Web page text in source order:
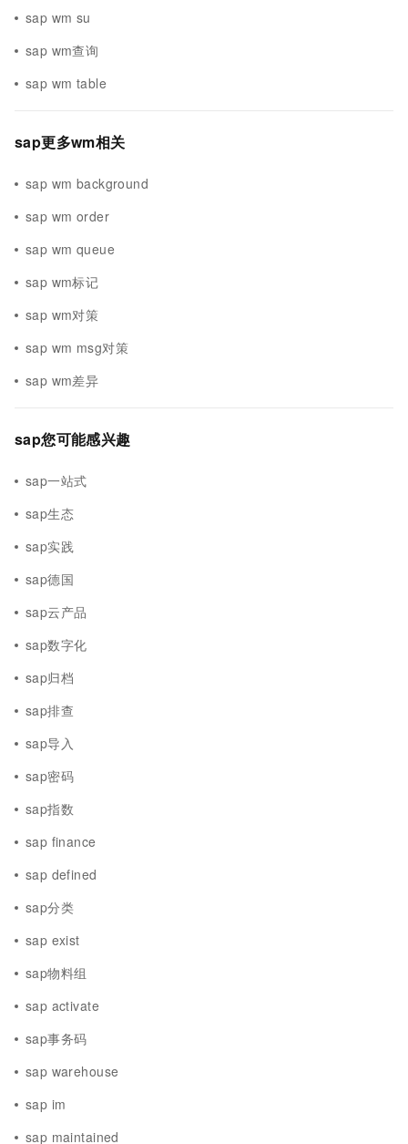
sap wm su
sap wm查询
sap wm table
sap更多wm相关
sap wm background
sap wm order
sap wm queue
sap wm标记
sap wm对策
sap wm msg对策
sap wm差异
sap您可能感兴趣
sap一站式
sap生态
sap实践
sap德国
sap云产品
sap数字化
sap归档
sap排查
sap导入
sap密码
sap指数
sap finance
sap defined
sap分类
sap exist
sap物料组
sap activate
sap事务码
sap warehouse
sap im
sap maintained